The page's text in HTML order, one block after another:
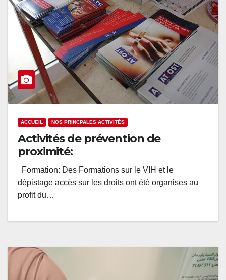
ACCUEIL NOS PRINCPALES ACTIVITÉS
Activités de prévention de
proximité:
Formation: Des Formations sur le VIH et le
dépistage accès sur les droits ont été organises au
profit du…